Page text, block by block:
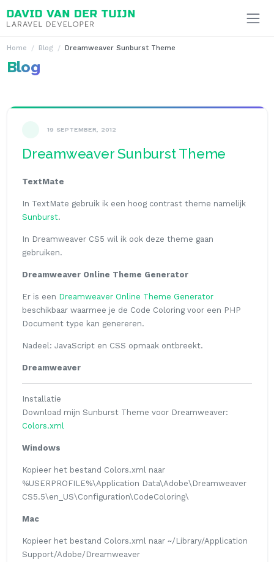
Ga naar inhoud
Home Blog Dreamweaver Sunburst Theme
Blog
19 SEPTEMBER, 2012
Dreamweaver Sunburst Theme
TextMate
In TextMate gebruik ik een hoog contrast theme namelijk
Sunburst.
In Dreamweaver CS5 wil ik ook deze theme gaan
gebruiken.
Dreamweaver Online Theme Generator
Er is een Dreamweaver Online Theme Generator
beschikbaar waarmee je de Code Coloring voor een PHP
Document type kan genereren.
Nadeel: JavaScript en CSS opmaak ontbreekt.
Dreamweaver
Installatie
Download mijn Sunburst Theme voor Dreamweaver:
Colors.xml
Windows
Kopieer het bestand Colors.xml
naar
%USERPROFILE%\Application Data\Adobe\Dreamweaver
CS5.5\en_US\Configuration\CodeColoring\
Mac
Kopieer het bestand Colors.xml naar ~/Library/Application
Support/Adobe/Dreamweaver